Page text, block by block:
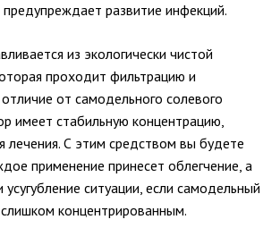
развитие инфекций.
из экологически чистой
проходит фильтрацию и
от самодельного солевого
имеет стабильную концентрацию,
лечения. С этим средством вы будете
применение принесет облегчение, а
ситуации, если самодельный
слишком концентрированным.